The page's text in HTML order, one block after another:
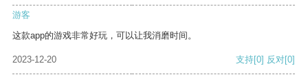
游客
这款app的游戏非常好玩，可以让我消磨时间。
2023-12-20 支持[0] 反对[0]